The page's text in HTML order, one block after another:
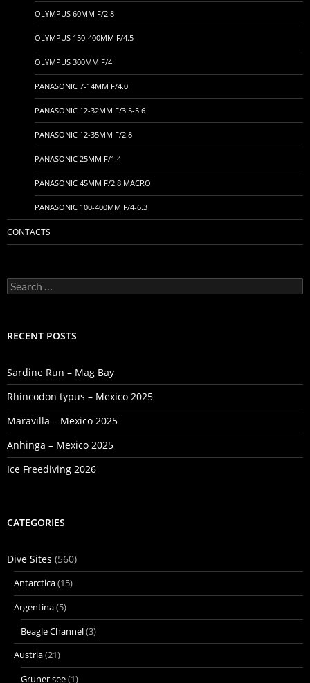
OLYMPUS 60MM F/2.8
OLYMPUS 150-400MM F/4.5
OLYMPUS 300MM F/4
PANASONIC 7-14MM F/4.0
PANASONIC 12-32MM F/3.5-5.6
PANASONIC 12-35MM F/2.8
PANASONIC 25MM F/1.4
PANASONIC 45MM F/2.8 MACRO
PANASONIC 100-400MM F/4-6.3
CONTACTS
Search
for:
RECENT POSTS
Sardine Run – Mag Bay
Rhincodon typus – Mexico 2025
Maravilla – Mexico 2025
Anhinga – Mexico 2025
Ice Freediving 2026
CATEGORIES
Dive Sites (560)
Antarctica(15)
Argentina(5)
Beagle Channel(3)
Austria(21)
Gruner see(1)